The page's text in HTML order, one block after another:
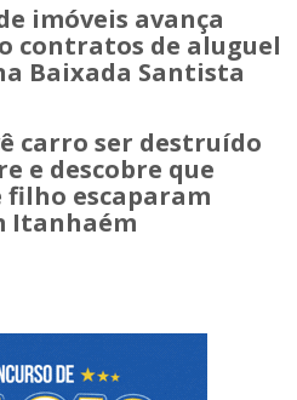
imóveis avança
contratos de aluguel
Baixada Santista
carro ser destruído
e descobre que
filho escaparam
Itanhaém